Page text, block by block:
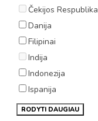
Čekijos Respublika
Danija
Filipinai
Indija
Indonezija
Ispanija
RODYTI DAUGIAU